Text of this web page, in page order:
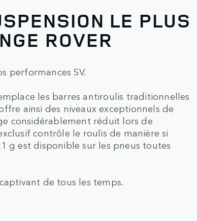
LE PLUS
ROVER
performances SV.
les barres antiroulis traditionnelles
ainsi des niveaux exceptionnels de
considérablement réduit lors de
contrôle le roulis de manière si
g est disponible sur les pneus toutes
de tous les temps.